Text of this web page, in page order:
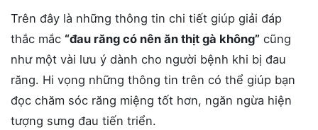
Trên đây là những thông tin chi tiết giúp giải đáp
thắc mắc “đau răng có nên ăn thịt gà không” cũng
như một vài lưu ý dành cho người bệnh khi bị đau
răng. Hi vọng những thông tin trên có thể giúp bạn
đọc chăm sóc răng miệng tốt hơn, ngăn ngừa hiện
tượng sưng đau tiến triển.